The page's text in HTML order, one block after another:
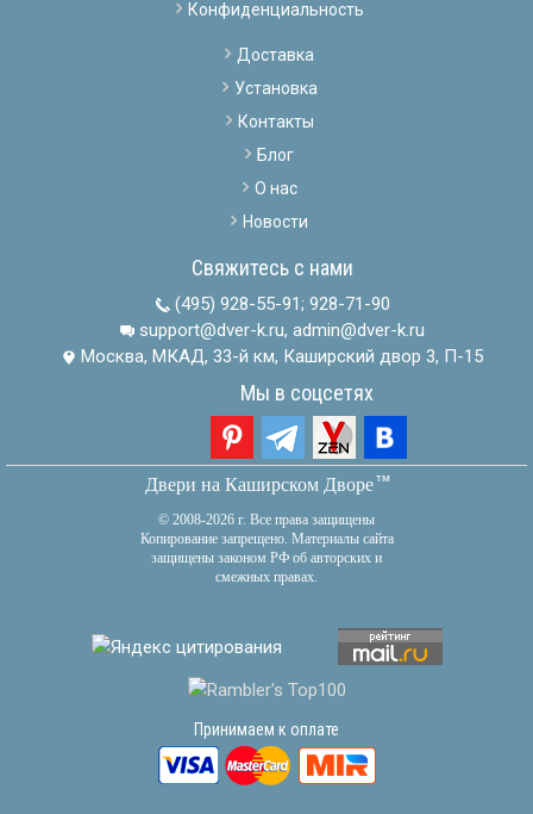
Конфиденциальность
Доставка
Установка
Контакты
Блог
О нас
Новости
Свяжитесь с нами
(495) 928-55-91; 928-71-90
support@dver-k.ru, admin@dver-k.ru
Москва, МКАД, 33-й км, Каширский двор 3, П-15
Мы в соцсетях
Двери на Каширском Дворетм
© 2008-2026 г. Все права защищены
Копирование запрещено. Материалы сайта
защищены законом РФ об авторских и
смежных правах.
Принимаем к оплате